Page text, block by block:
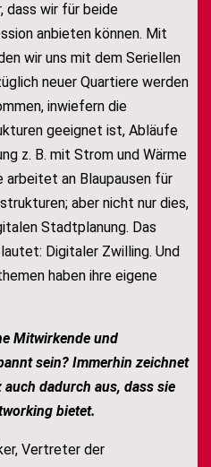
dass wir für beide
anbieten können. Mit
wir uns mit dem Seriellen
neuer Quartiere werden
inwiefern die
geeignet ist, Abläufe
z. B. mit Strom und Wärme
arbeitet an Blaupausen für
aber nicht nur dies,
Stadtplanung. Das
Digitaler Zwilling. Und
haben ihre eigene
Mitwirkende und
sein? Immerhin zeichnet
dadurch aus, dass sie
bietet.
Vertreter der